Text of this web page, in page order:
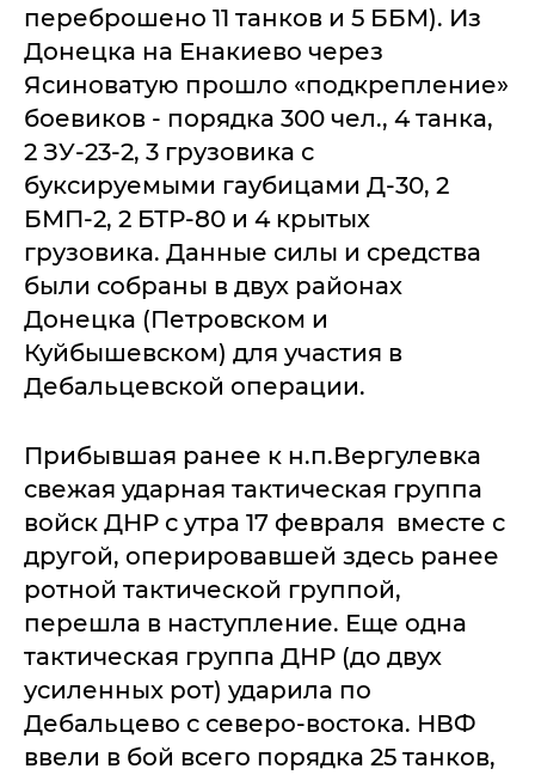
переброшено 11 танков и 5 ББМ). Из
Донецка на Енакиево через
Ясиноватую прошло «подкрепление»
боевиков - порядка 300 чел., 4 танка,
2 ЗУ-23-2, 3 грузовика с
буксируемыми гаубицами Д-30, 2
БМП-2, 2 БТР-80 и 4 крытых
грузовика. Данные силы и средства
были собраны в двух районах
Донецка (Петровском и
Куйбышевском) для участия в
Дебальцевской операции.
Прибывшая ранее к н.п.Вергулевка
свежая ударная тактическая группа
войск ДНР с утра 17 февраля вместе с
другой, оперировавшей здесь ранее
ротной тактической группой,
перешла в наступление. Еще одна
тактическая группа ДНР (до двух
усиленных рот) ударила по
Дебальцево с северо-востока. НВФ
ввели в бой всего порядка 25 танков,